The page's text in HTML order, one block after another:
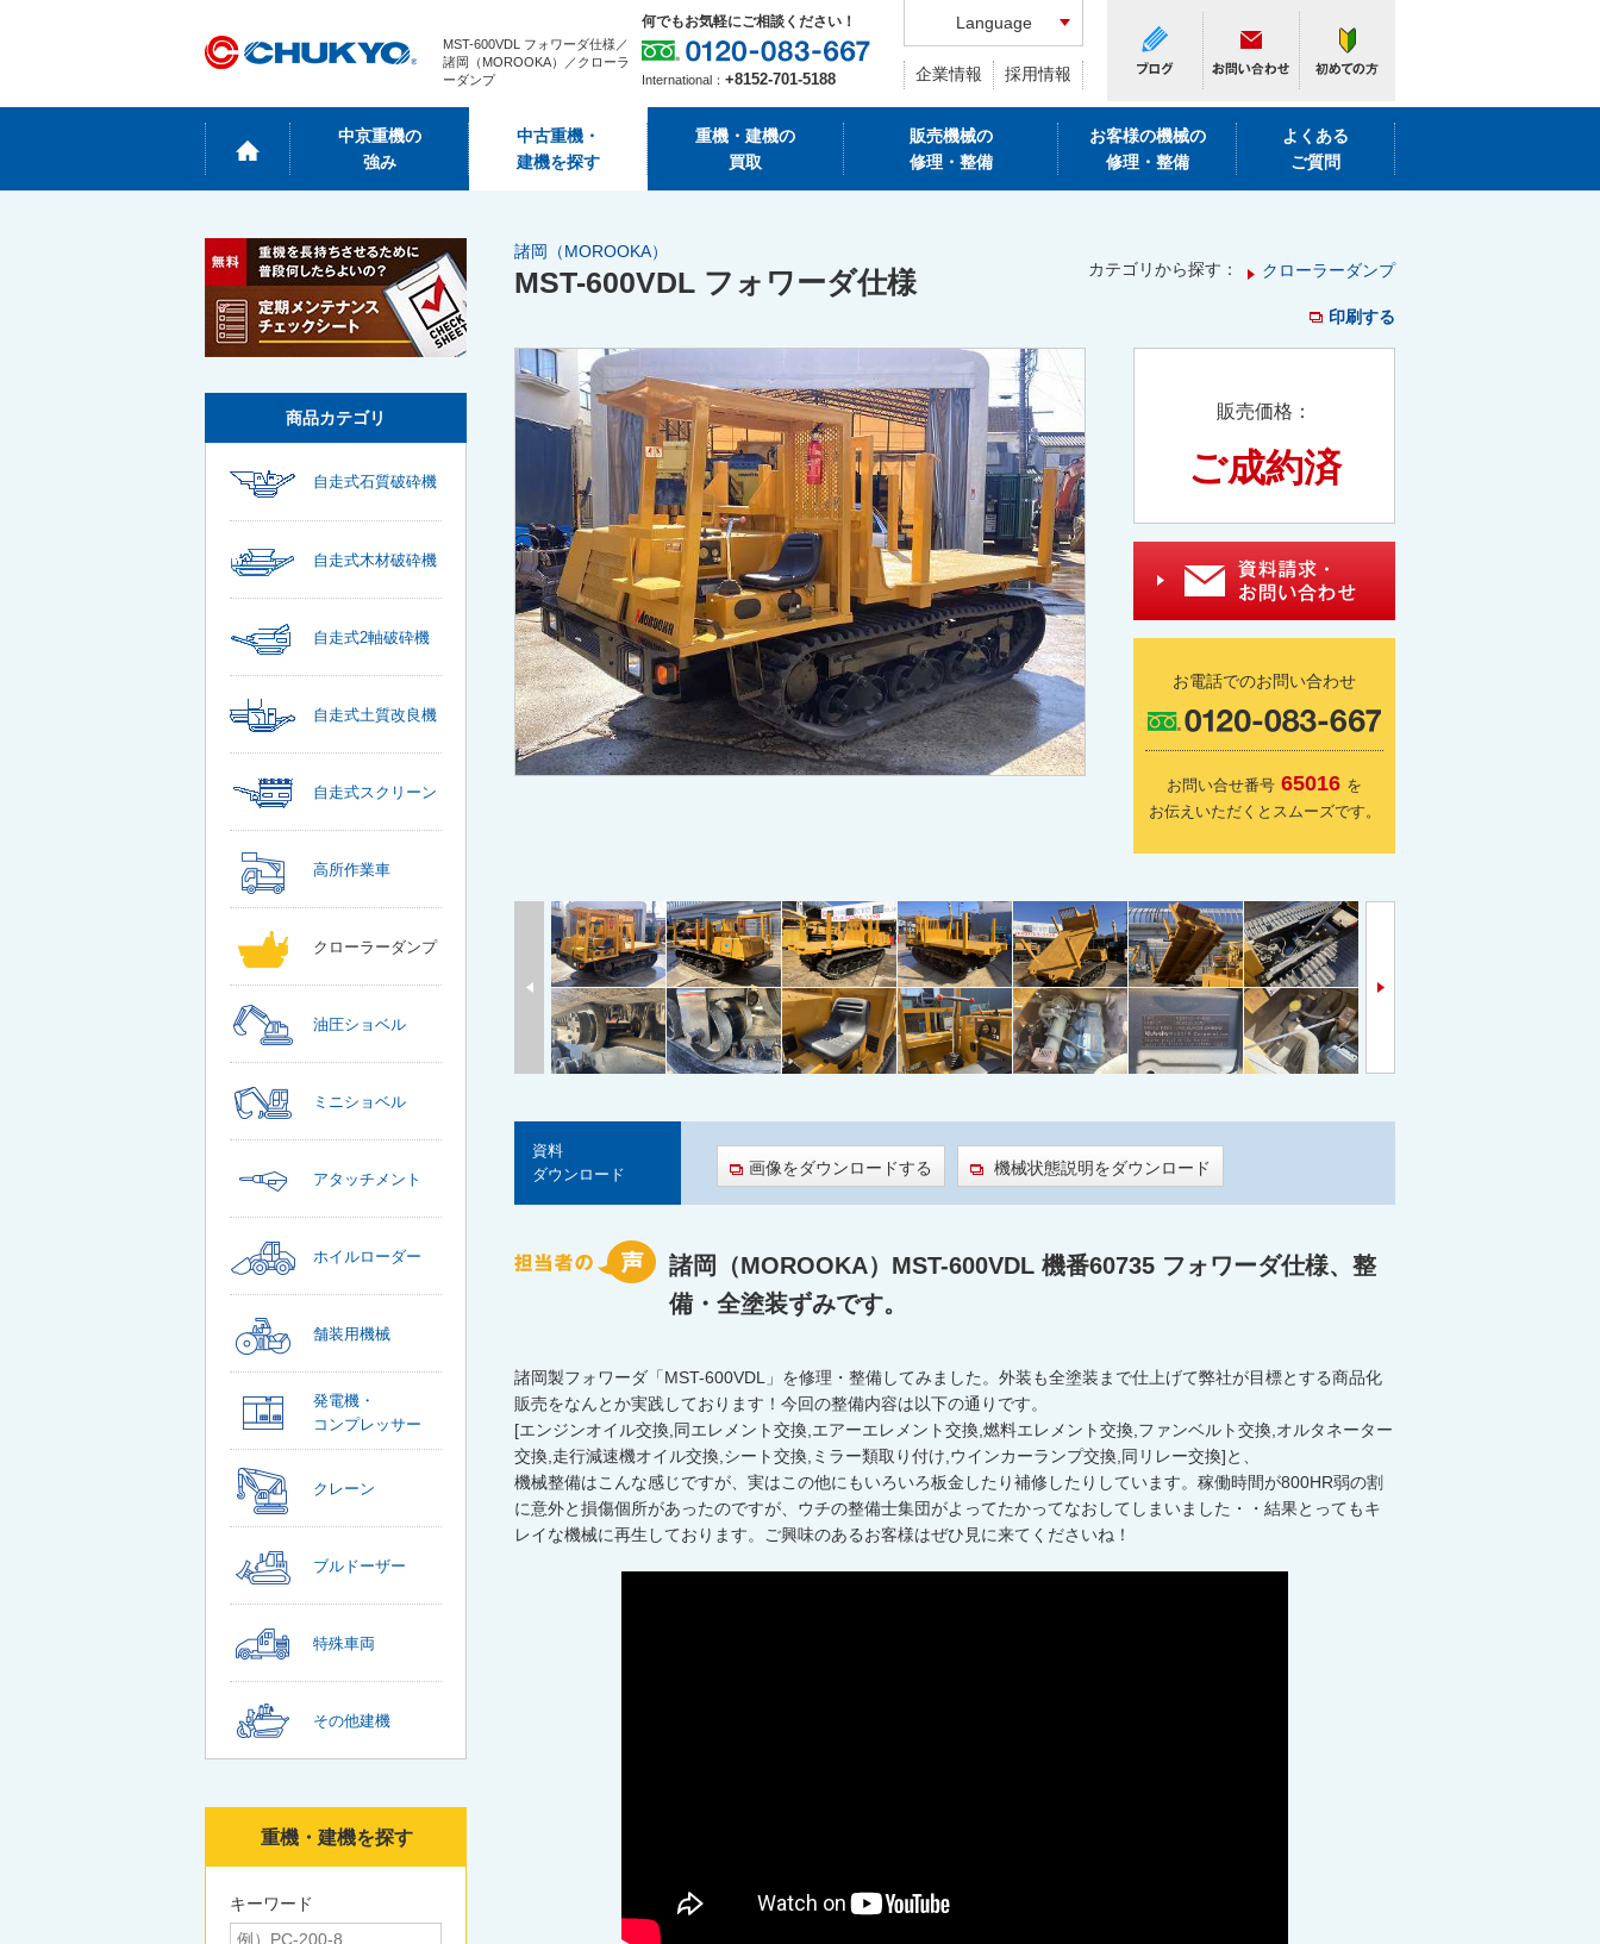
MST-600VDL フォワーダ仕様／
諸岡（MOROOKA）／クローラ
ーダンプ
何でもお気軽にご相談ください！
International： +8152-701-5188
Language
企業情報 採用情報
中京重機の
強み
中古重機・
建機を探す
重機・建機の
買取
販売機械の
修理・整備
お客様の機械の
修理・整備
よくある
ご質問
諸岡（MOROOKA）
MST-600VDL フォワーダ仕様 カテゴリから探す： クローラーダンプ
印刷する
販売価格：
ご成約済
お電話でのお問い合わせ
お問い合せ番号 65016 を
お伝えいただくとスムーズです。
資料
ダウンロード
画像をダウンロードする 機械状態説明をダウンロード
諸岡（MOROOKA）MST-600VDL 機番60735 フォワーダ仕様、整
備・全塗装ずみです。
諸岡製フォワーダ「MST-600VDL」を修理・整備してみました。外装も全塗装まで仕上げて弊社が目標とする商品化
販売をなんとか実践しております！今回の整備内容は以下の通りです。
[エンジンオイル交換,同エレメント交換,エアーエレメント交換,燃料エレメント交換,ファンベルト交換,オルタネーター
交換,走行減速機オイル交換,シート交換,ミラー類取り付け,ウインカーランプ交換,同リレー交換]と、
機械整備はこんな感じですが、実はこの他にもいろいろ板金したり補修したりしています。稼働時間が800HR弱の割
に意外と損傷個所があったのですが、ウチの整備士集団がよってたかってなおしてしまいました・・結果とってもキ
レイな機械に再生しております。ご興味のあるお客様はぜひ見に来てくださいね！
商品カテゴリ
自走式石質破砕機
自走式木材破砕機
自走式2軸破砕機
自走式土質改良機
自走式スクリーン
高所作業車
クローラーダンプ
油圧ショベル
ミニショベル
アタッチメント
ホイルローダー
舗装用機械
発電機・
コンプレッサー
クレーン
ブルドーザー
特殊車両
その他建機
重機・建機を探す
キーワード